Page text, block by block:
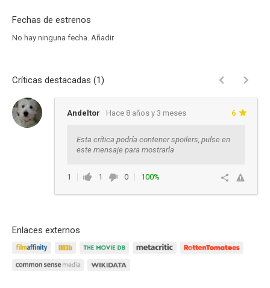
Fechas de estrenos
No hay ninguna fecha. Añadir
Críticas destacadas (1)
Andeltor Hace 8 años y 3 meses 6
Esta crítica podría contener spoilers, pulse en
este mensaje para mostrarla
1 1 0
100%
Enlaces externos